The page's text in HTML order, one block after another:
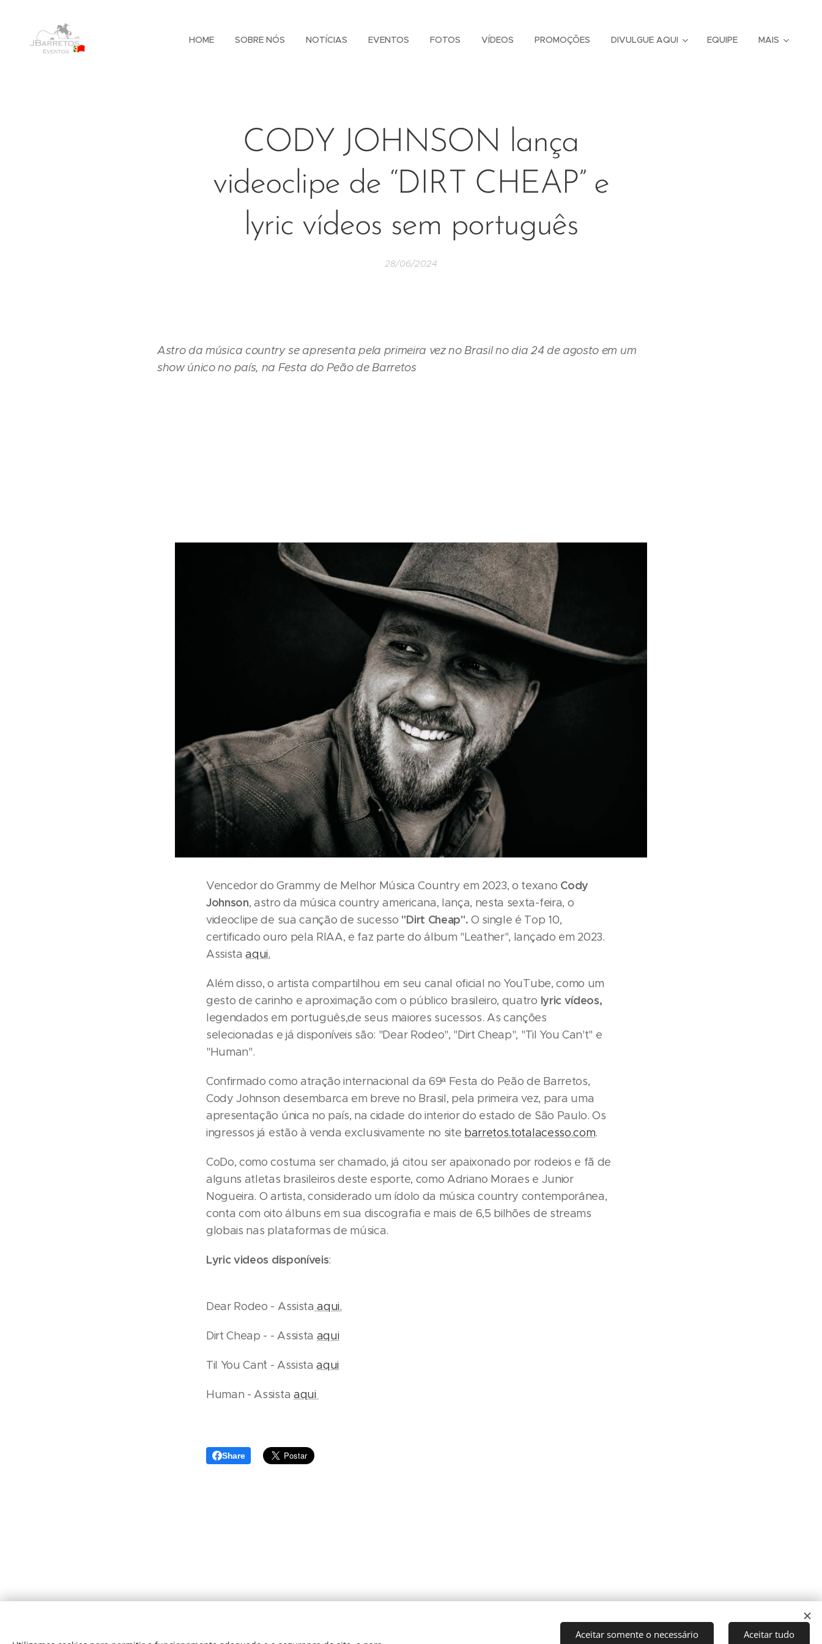
HOME SOBRE NÓS NOTÍCIAS EVENTOS FOTOS VÍDEOS PROMOÇÕES DIVULGUE AQUI EQUIPE MAIS
CODY JOHNSON lança
videoclipe de “DIRT CHEAP” e
lyric vídeos sem português
28/06/2024
Astro da música country se apresenta pela primeira vez no Brasil no dia 24 de agosto em um
show único no país, na Festa do Peão de Barretos
Vencedor do Grammy de Melhor Música Country em 2023, o texano Cody
Johnson, astro da música country americana, lança, nesta sexta-feira, o
videoclipe de sua canção de sucesso "Dirt Cheap".O single é Top 10,
certificado ouro pela RIAA, e faz parte do álbum "Leather", lançado em 2023.
Assistaaqui.
Além disso, o artista compartilhou em seu canal oficial no YouTube, como um
gesto de carinho e aproximação com o público brasileiro, quatro lyric vídeos,
legendados em português,de seus maiores sucessos. As canções
selecionadas e já disponíveis são: "Dear Rodeo", "Dirt Cheap", "Til You Can't" e
"Human".
Confirmado como atração internacional da 69ª Festa do Peão de Barretos,
Cody Johnson desembarca em breve no Brasil, pela primeira vez, para uma
apresentação única no país, na cidade do interior do estado de São Paulo. Os
ingressos já estão à venda exclusivamente no site barretos.totalacesso.com.
CoDo, como costuma ser chamado, já citou ser apaixonado por rodeios e fã de
alguns atletas brasileiros deste esporte, como Adriano Moraes e Junior
Nogueira. O artista, considerado um ídolo da música country contemporânea,
conta com oito álbuns em sua discografia e mais de 6,5 bilhões de streams
globais nas plataformas de música.
Lyric videos disponíveis:
Dear Rodeo - Assista aqui.
Dirt Cheap - - Assista aqui
Til You Can´t - Assistaaqui
Human - Assista aqui
Share
Aceitar somente o necessário Aceitar tudo